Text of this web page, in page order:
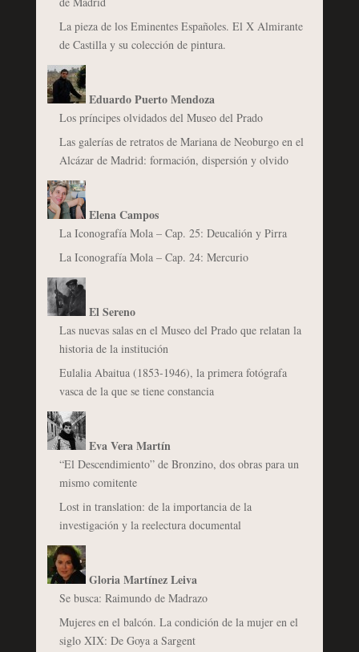
La pieza de los Eminentes Españoles. El X Almirante
de Castilla y su colección de pintura.
Eduardo Puerto Mendoza
Los príncipes olvidados del Museo del Prado
Las galerías de retratos de Mariana de Neoburgo en el
Alcázar de Madrid: formación, dispersión y olvido
Elena Campos
La Iconografía Mola – Cap. 25: Deucalión y Pirra
La Iconografía Mola – Cap. 24: Mercurio
El Sereno
Las nuevas salas en el Museo del Prado que relatan la
historia de la institución
Eulalia Abaitua (1853-1946), la primera fotógrafa
vasca de la que se tiene constancia
Eva Vera Martín
“El Descendimiento” de Bronzino, dos obras para un
mismo comitente
Lost in translation: de la importancia de la
investigación y la reelectura documental
Gloria Martínez Leiva
Se busca: Raimundo de Madrazo
Mujeres en el balcón. La condición de la mujer en el
siglo XIX: De Goya a Sargent